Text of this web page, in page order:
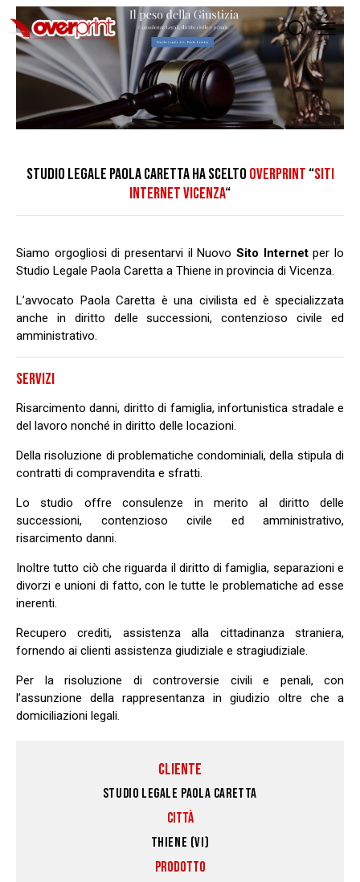
STUDIO LEGALE PAOLA CARETTA HA SCELTO OVERPRINT “SITI
INTERNET VICENZA“
Siamo orgogliosi di presentarvi il Nuovo Sito Internetper lo
Studio Legale Paola Caretta a Thiene in provincia di Vicenza.
L’avvocato Paola Caretta è una civilista ed è specializzata
anche in diritto delle successioni, contenzioso civile ed
amministrativo.
SERVIZI
Risarcimento danni, diritto di famiglia, infortunistica stradale e
del lavoro nonché in diritto delle locazioni.
Della risoluzione di problematiche condominiali, della stipula di
contratti di compravendita e sfratti.
Lo studio offre consulenze in merito al diritto delle
successioni, contenzioso civile ed amministrativo,
risarcimento danni.
Inoltre tutto ciò che riguarda il diritto di famiglia, separazioni e
divorzi e unioni di fatto, con le tutte le problematiche ad esse
inerenti.
Recupero crediti, assistenza alla cittadinanza straniera,
fornendo ai clienti assistenza giudiziale e stragiudiziale.
Per la risoluzione di controversie civili e penali, con
l’assunzione della rappresentanza in giudizio oltre che a
domiciliazioni legali.
CLIENTE
STUDIO LEGALE PAOLA CARETTA
CITTÀ
THIENE (VI)
PRODOTTO